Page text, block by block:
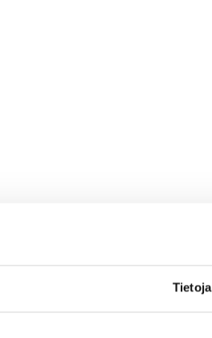
Tietoja